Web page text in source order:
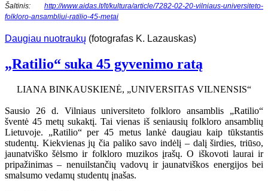
Šaltinis: http://www.aidas.lt/lt/kultura/article/7282-02-20-vilniaus-universiteto-
folkloro-ansambliui-ratilio-45-metai
Daugiau nuotraukų (fotografas K. Lazauskas)
„Ratilio“ suka 45 gyvenimo ratą
LIANA BINKAUSKIENĖ, „UNIVERSITAS VILNENSIS“
Sausio 26 d. Vilniaus universiteto folkloro ansamblis „Ratilio“
šventė 45 metų sukaktį. Tai vienas iš seniausių folkloro ansamblių
Lietuvoje. „Ratilio“ per 45 metus lankė daugiau kaip tūkstantis
studentų. Kiekvienas jų čia paliko savo indėlį – dalį širdies, triūso,
jaunatviško šėlsmo ir folkloro muzikos įrašų. O iškovoti laurai ir
pripažinimas – nenuilstančių vadovų ir jaunatviškos energijos bei
smalsumo vedamų studentų įnašas.